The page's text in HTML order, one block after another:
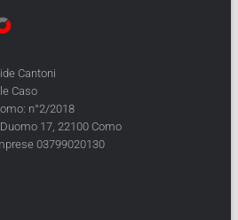
Cantoni
Caso
n°2/2018
17, 22100 Como
03799020130